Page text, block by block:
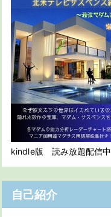
kindle版 読み放題配信中
自己紹介